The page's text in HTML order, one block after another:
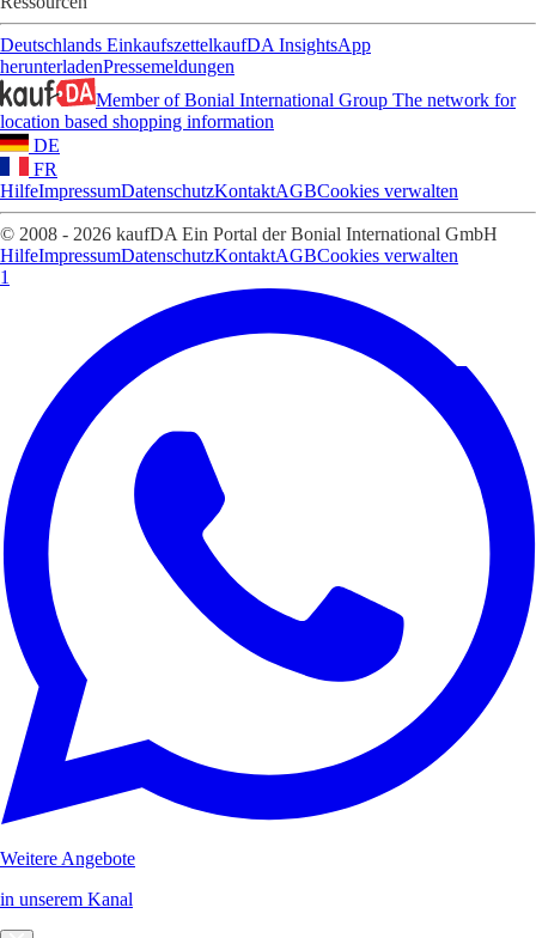
Deutschlands EinkaufszettelkaufDA InsightsApp
herunterladenPressemeldungen
Member of Bonial International Group The network for
location based shopping information
DE
FR
HilfeImpressumDatenschutzKontaktAGBCookies verwalten
© 2008 - 2026 kaufDA Ein Portal der Bonial International GmbH
HilfeImpressumDatenschutzKontaktAGBCookies verwalten
1
Weitere Angebote
in unserem Kanal